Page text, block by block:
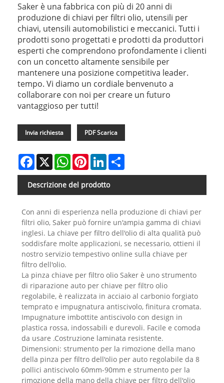
Saker è una fabbrica con più di 20 anni di
produzione di chiavi per filtri olio, utensili per
chiavi, utensili automobilistici e meccanici. Tutti i
prodotti sono progettati e prodotti da produttori
esperti che comprendono profondamente i clienti
con un concetto altamente sensibile per
mantenere una posizione competitiva leader.
tempo. Vi diamo un cordiale benvenuto a
collaborare con noi per creare un futuro
vantaggioso per tutti!
Invia richiesta PDF Scarica
Facebook
X WhatsAppPinterestLinkedIn
Descrizione del prodotto
Con anni di esperienza nella produzione di chiavi per
filtri olio, Saker può fornire un'ampia gamma di chiavi
inglesi. La chiave per filtro dell'olio di alta qualità può
soddisfare molte applicazioni, se necessario, ottieni il
nostro servizio tempestivo online sulla chiave per
filtro dell'olio.
La pinza chiave per filtro olio Saker è uno strumento
di riparazione auto per chiave per filtro olio
regolabile, è realizzata in acciaio al carbonio forgiato
temprato e impugnatura antiscivolo, finitura cromata.
Impugnature imbottite antiscivolo con design in
plastica rossa, indossabili e durevoli. Facile e comoda
da usare .Costruzione laminata resistente.
Dimensioni: strumento per la rimozione della mano
della pinza per filtro dell'olio per auto regolabile da 8
pollici antiscivolo 60mm-90mm e strumento per la
rimozione della mano della chiave per filtro dell'olio